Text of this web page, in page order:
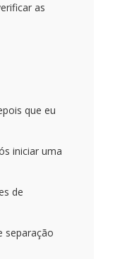
as
que eu
iniciar uma
de
separação